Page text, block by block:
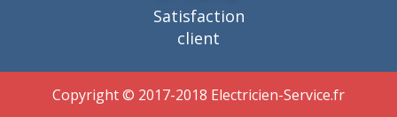
Satisfaction
client
Copyright © 2017-2018 Electricien-Service.fr